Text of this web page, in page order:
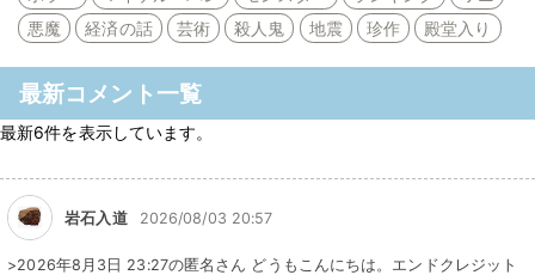
悪魔
経済の話 芸術 殺人鬼 地震 珍作 殿堂入り
最新コメント一覧
最新6件を表示しています。
岩石入道 2026/08/03 20:57
>2026年8月3日 23:27の匿名さん どうもこんにちは。エンドクレジット